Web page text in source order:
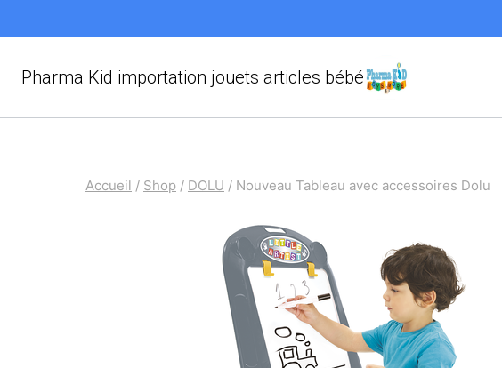
au
contenu
Pharma Kid importation jouets articles bébé
Accueil / Shop / DOLU / Nouveau Tableau avec accessoires Dolu